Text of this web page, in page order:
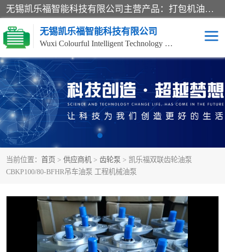
无锡凯乐福智能科技有限公司主营产品：打包机油泵、风冷式油冷却器、液压阀、液压泵、冷却器、过滤器及气动元器件。公司主导生产齿轮泵、齿轮马达、液压阀等产品。共计100多个系列、3000余种规格。覆盖了液压系统的动力元件、控制元件和执行元件，具备较强的成套供货、服务能力。
无锡凯乐福智能科技有限公司
Wuxi Colourful Intelligent Technology Co., Ltd
当前位置： 首页 > 供应商机 > 齿轮泵 > 凯乐福双联齿轮油泵
CBKP100/80-BFHR吊车油泵 工程机械油泵
齿轮泵 机床冷却泵
风冷式油冷却器 叶片泵
液压马达
柱塞泵 方向阀
高压球阀 电机
过滤器 列管式油冷却器